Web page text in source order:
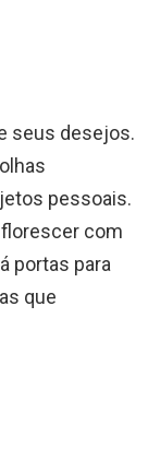
seus desejos.
pessoais.
com
portas para
que